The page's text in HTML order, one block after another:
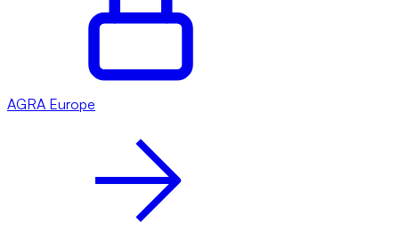
AGRA Europe